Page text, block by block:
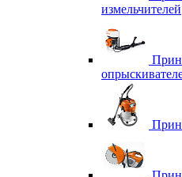
измельчителей